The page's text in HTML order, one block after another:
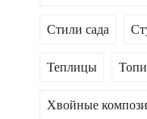
Стили сада
Теплицы
Хвойные